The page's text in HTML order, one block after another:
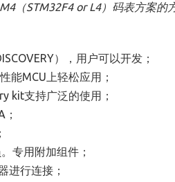
（STM32F4 or L4） 码表方案的
），用户可以开发 ；
能MCU上轻松应用 ；
kit支持广泛的使用 ；
；
；
专用附加组件 ；
进行连接 ；